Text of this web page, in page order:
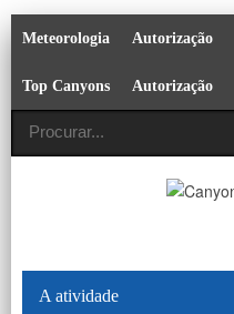
Meteorologia Autorização
Top Canyons Autorização
A atividade